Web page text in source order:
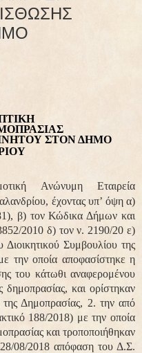
ΣΤΟΝ ΔΗΜΟ
Ανώνυμη Εταιρεία
έχοντας υπ’ όψη α)
β) τον Κώδικα Δήμων και
2010 δ) τον ν. 2190/20 ε)
Συμβουλίου της
οποία αποφασίστηκε η
του κάτωθι αναφερομένου
δημοπρασίας, και ορίστηκαν
της Δημοπρασίας, 2. την από
188/2018) με την οποία
και τροποποιήθηκαν
28/08/2018 απόφαση του Δ.Σ.